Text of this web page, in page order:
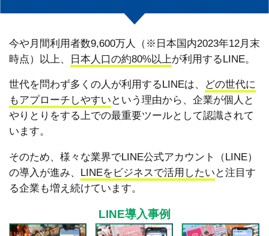
今や月間利用者数9,600万人（※日本国内2023年12月末
時点）以上、
日本人口の約80%以上が利用するLINE。
世代を問わず多くの人が利用するLINEは、
どの世代に
もアプローチしやすい という理由から、企業が個人と
やりとりをする上での最重要ツールとして認識されて
います。
そのため、様々な業界でLINE公式アカウント（LINE）
の導入が進み、 LINEをビジネスで活用したい と注目す
る企業も増え続けています。
LINE導入事例